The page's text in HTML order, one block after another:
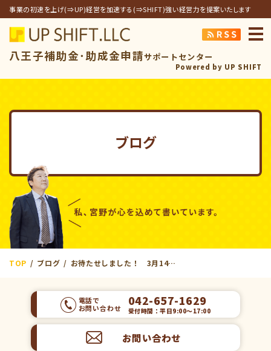
事業の初速を上げ(⇒UP)経営を加速する(⇒SHIFT)強い経営力を提案いたします
アップシフト合
八王子補助金･助成金申請サポートセンター
Powered by UP SHIFT
ブログ
TOP ブログ お待たせしました！ 3月14日応募締切【小規模事業者持続化補助金第15回】
電話で
お問い合わせ
042-657-1629
受付時間：平日9:00～17:00
お問い合わせ